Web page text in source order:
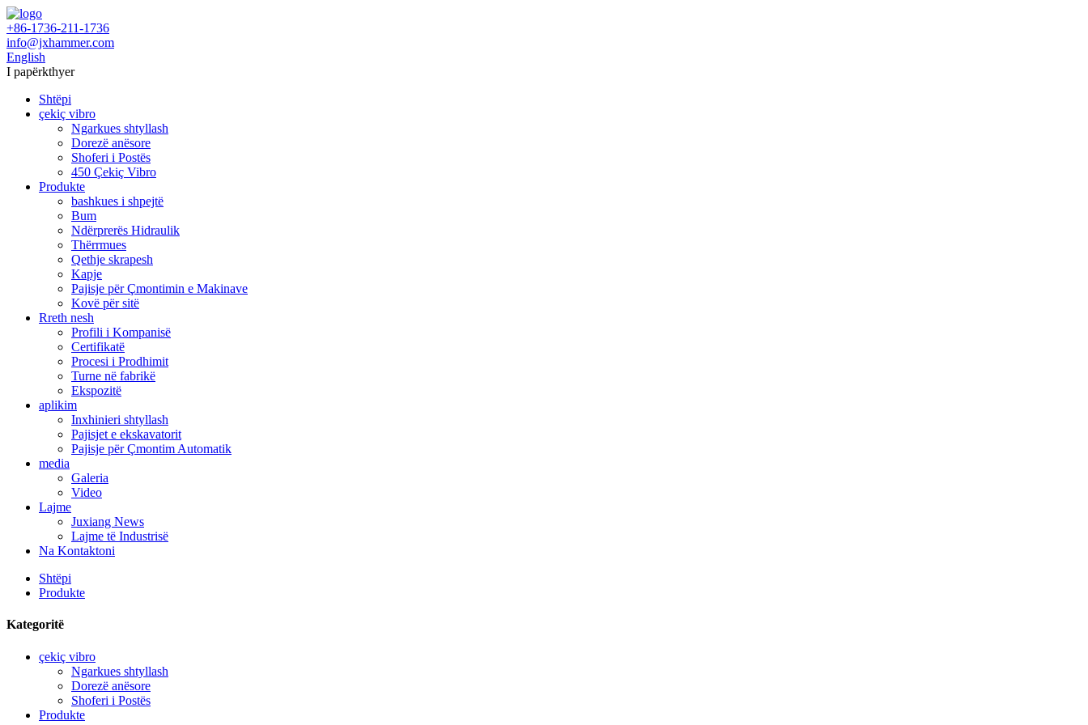
+86-1736-211-1736
info@jxhammer.com
English
I papërkthyer
Shtëpi
çekiç vibro
Ngarkues shtyllash
Dorezë anësore
Shoferi i Postës
450 Çekiç Vibro
Produkte
bashkues i shpejtë
Bum
Ndërprerës Hidraulik
Thërrmues
Qethje skrapesh
Kapje
Pajisje për Çmontimin e Makinave
Kovë për sitë
Rreth nesh
Profili i Kompanisë
Certifikatë
Procesi i Prodhimit
Turne në fabrikë
Ekspozitë
aplikim
Inxhinieri shtyllash
Pajisjet e ekskavatorit
Pajisje për Çmontim Automatik
media
Galeria
Video
Lajme
Juxiang News
Lajme të Industrisë
Na Kontaktoni
Shtëpi
Produkte
Kategoritë
çekiç vibro
Ngarkues shtyllash
Dorezë anësore
Shoferi i Postës
Produkte